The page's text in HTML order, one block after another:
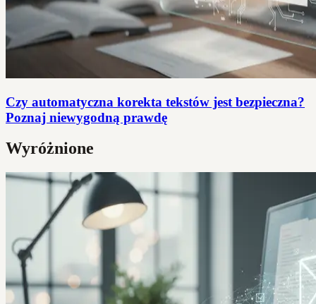
Czy automatyczna korekta tekstów jest bezpieczna?
Poznaj niewygodną prawdę
Wyróżnione